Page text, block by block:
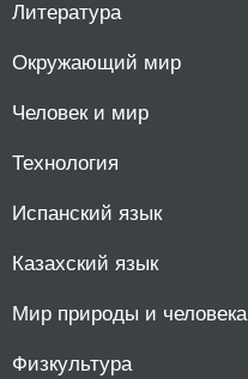
Литература
Окружающий мир
Человек и мир
Технология
Испанский язык
Казахский язык
Мир природы и человека
Физкультура